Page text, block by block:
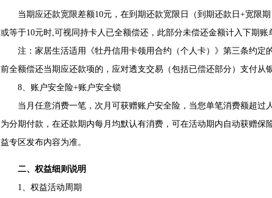
当期应还款宽限差额10元，在到期还款宽限日（到期还款日+宽限期
或等于10元时,可视同持卡人已全额偿还，此部分未偿还金额计入下期账
注：家居生活适用《牡丹信用卡领用合约（个人卡）》第三条约定的
前全额偿还当期应还款项的，应对透支交易（包括已偿还部分）支付从
8、账户安全险+账户安全锁
当月任意消费一笔，次月可获赠账户安全险，当您单笔消费额超过
为分期付款，在还款期内每月均默认有消费，可在活动期内自动获赠保
益专区发布内容为准。
二、权益细则说明
1、权益活动周期